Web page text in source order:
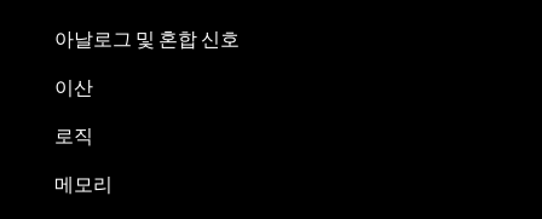
아날로그 및 혼합 신호
이산
로직
메모리